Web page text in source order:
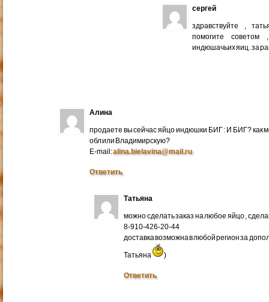
сергей
здравствуйте ,
помогите
индюшачьих яиц . за
Алина
продаете вы сейчас яйцо индюшки БИГ : И БИГ? как
обл или Владимирскую?
E-mail:alina.bielavina@mail.ru
Ответить
Татьяна
можно сделать заказ на любое яйцо ,
8-910-426-20-44
доставка возможна в любой регион за
Татьяна )
Ответить